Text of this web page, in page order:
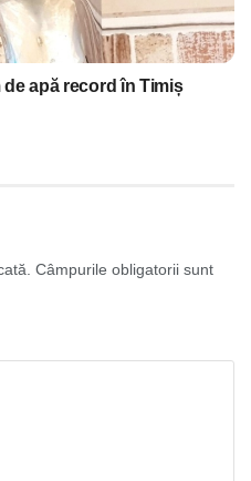
apă record în Timiș
Câmpurile obligatorii sunt